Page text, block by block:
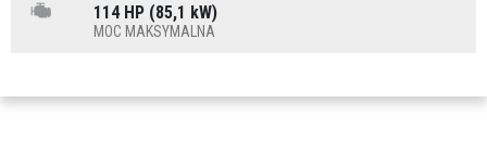
114 HP (85,1 kW)
MOC MAKSYMALNA